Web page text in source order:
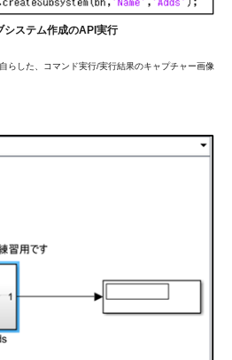
ステム作成のAPI実行
らした、コマンド実行/実行結果のキャプチャー画像